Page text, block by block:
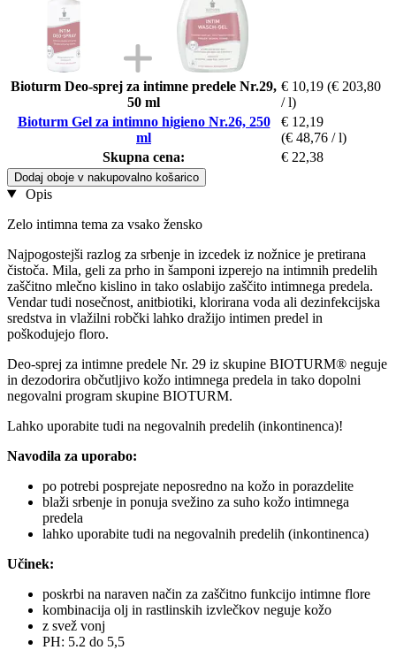
Bioturm Deo-sprej za intimne predele Nr.29,
50 ml
€ 10,19 (€ 203,80
/ l)
Bioturm Gel za intimno higieno Nr.26, 250
ml
€ 12,19
(€ 48,76 / l)
Skupna cena:
€ 22,38
Dodaj oboje v nakupovalno košarico
Opis
Zelo intimna tema za vsako žensko
Najpogostejši razlog za srbenje in izcedek iz nožnice je pretirana
čistoča. Mila, geli za prho in šamponi izperejo na intimnih predelih
zaščitno mlečno kislino in tako oslabijo zaščito intimnega predela.
Vendar tudi nosečnost, anitbiotiki, klorirana voda ali dezinfekcijska
sredstva in vlažilni robčki lahko dražijo intimen predel in
poškodujejo floro.
Deo-sprej za intimne predele Nr. 29 iz skupine BIOTURM® neguje
in dezodorira občutljivo kožo intimnega predela in tako dopolni
negovalni program skupine BIOTURM.
Lahko uporabite tudi na negovalnih predelih (inkontinenca)!
Navodila za uporabo:
po potrebi posprejate neposredno na kožo in porazdelite
blaži srbenje in ponuja svežino za suho kožo intimnega
predela
lahko uporabite tudi na negovalnih predelih (inkontinenca)
Učinek:
poskrbi na naraven način za zaščitno funkcijo intimne flore
kombinacija olj in rastlinskih izvlečkov neguje kožo
z svež vonj
PH: 5.2 do 5,5